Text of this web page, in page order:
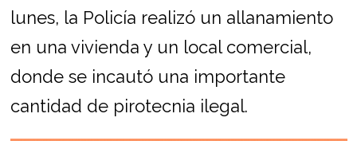
lunes, la Policía realizó un allanamiento
en una vivienda y un local comercial,
donde se incautó una importante
cantidad de pirotecnia ilegal.